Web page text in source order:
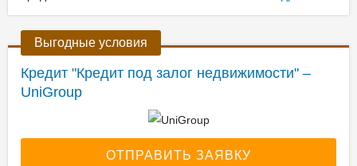
Залог: Без залога
Способ погашения:
Досрочное погашение:
Выгодные условия
Кредит "Кредит под залог недвижимости" –
UniGroup
ОТПРАВИТЬ ЗАЯВКУ